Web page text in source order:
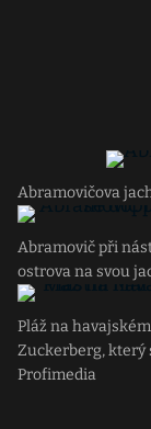
Abramovičova
Abramovič při
ostrova na svou
Pláž na
Zuckerberg, který
Profimedia